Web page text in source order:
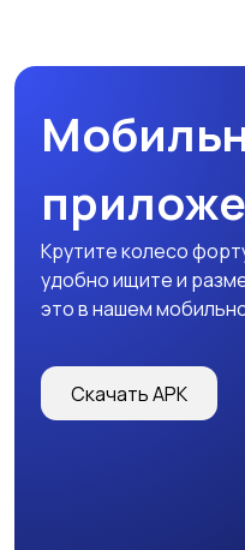
Сельское хозяйство
Страхование
Крутите колесо
удобно ищите и
это в нашем
Скачать APK